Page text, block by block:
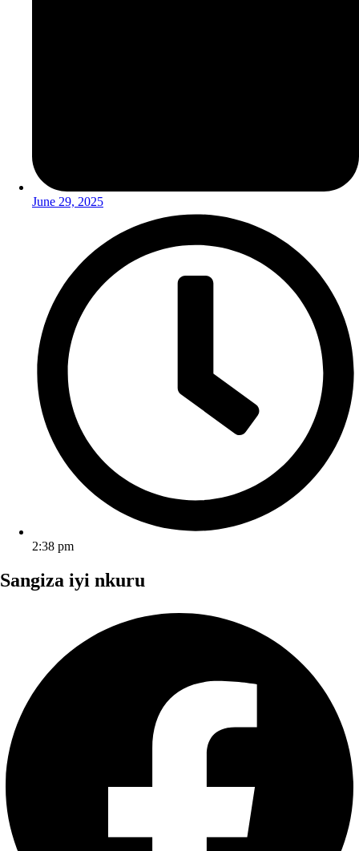
June 29, 2025
2:38 pm
Sangiza iyi nkuru